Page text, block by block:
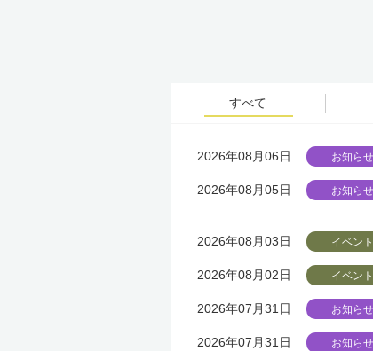
すべて
2026年08月06日 お知らせ
2026年08月05日 お知らせ
2026年08月03日 イベント
2026年08月02日 イベント
2026年07月31日 お知らせ
2026年07月31日 お知らせ